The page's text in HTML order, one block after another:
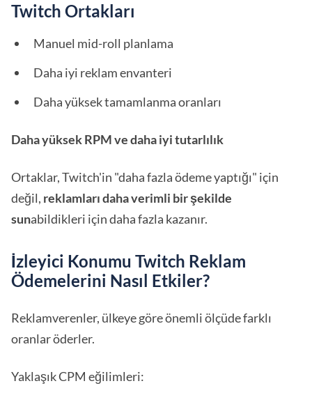
Twitch Ortakları
Manuel mid-roll planlama
Daha iyi reklam envanteri
Daha yüksek tamamlanma oranları
Daha yüksek RPM ve daha iyi tutarlılık
Ortaklar, Twitch'in "daha fazla ödeme yaptığı" için
değil, reklamları daha verimli bir şekilde
sunabildikleri için daha fazla kazanır.
İzleyici Konumu Twitch Reklam
Ödemelerini Nasıl Etkiler?
Reklamverenler, ülkeye göre önemli ölçüde farklı
oranlar öderler.
Yaklaşık CPM eğilimleri: